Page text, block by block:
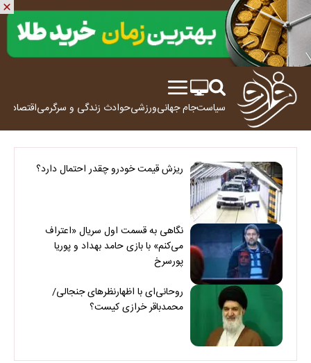
سیاستجام جهانیورزشیحوادث زندگی و سرگرمیاقتصاد
ریزش قیمت خودرو چقدر احتمال دارد؟
نگاهی به قسمت اول سریال «اعتراف
می‌کنم» با بازی حامد بهداد و پوریا
پورسرخ
روحانی‌ای با اظهارنظرهای جنجالی/
محمدباقر خرازی کیست؟